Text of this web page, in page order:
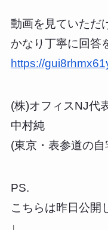
動画を見ていただ
かなり丁寧に回答
https://
(株)オフィスNJ代
中村純
(東京・表参道の自
PS.
こちらは昨日公開
↓